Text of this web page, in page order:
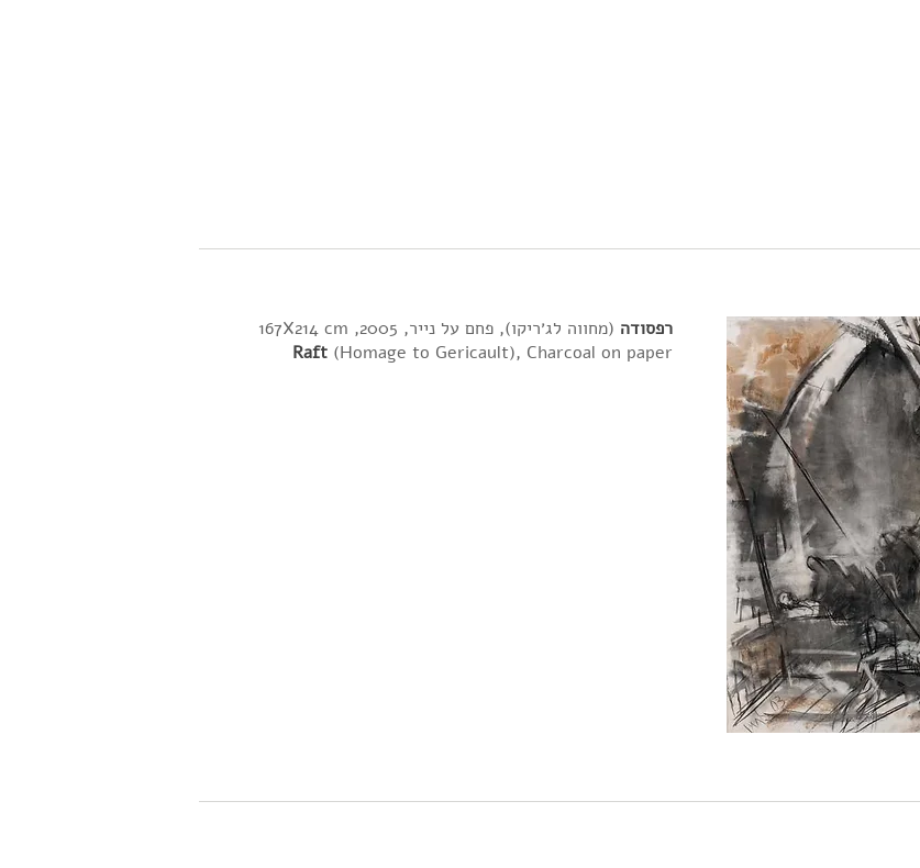
רפסודה (מחווה לג׳ריקו), פחם על נייר, 2005, 167X214 cm
Raft (Homage to Gericault), Charcoal on paper